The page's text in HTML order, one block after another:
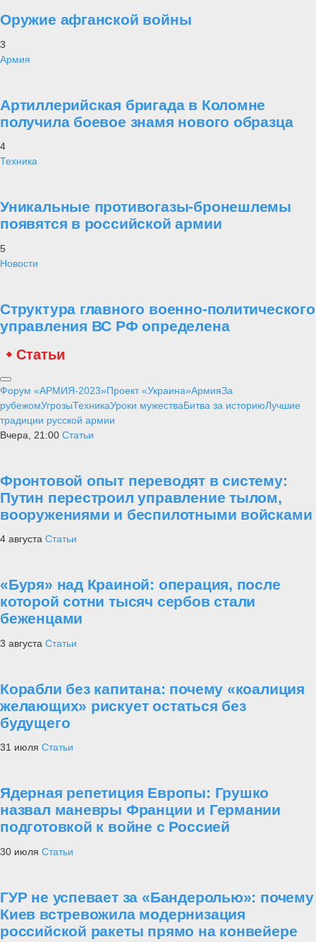
Оружие афганской войны
3
Армия
Артиллерийская бригада в Коломне
получила боевое знамя нового образца
4
Техника
Уникальные противогазы-бронешлемы
появятся в российской армии
5
Новости
Структура главного военно-политического
управления ВС РФ определена
Статьи
Форум «АРМИЯ-2023»Проект «Украина»АрмияЗа
рубежомУгрозыТехникаУроки мужестваБитва за историюЛучшие
традиции русской армии
Вчера, 21:00 Статьи
Фронтовой опыт переводят в систему:
Путин перестроил управление тылом,
вооружениями и беспилотными войсками
4 августа Статьи
«Буря» над Краиной: операция, после
которой сотни тысяч сербов стали
беженцами
3 августа Статьи
Корабли без капитана: почему «коалиция
желающих» рискует остаться без
будущего
31 июля Статьи
Ядерная репетиция Европы: Грушко
назвал маневры Франции и Германии
подготовкой к войне с Россией
30 июля Статьи
ГУР не успевает за «Бандеролью»: почему
Киев встревожила модернизация
российской ракеты прямо на конвейере